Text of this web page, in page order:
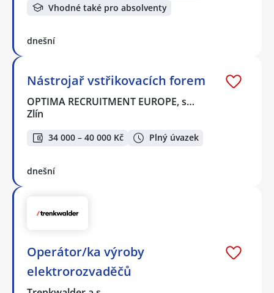
Vhodné také pro absolventy
dnešní
Nástrojař vstřikovacích forem
OPTIMA RECRUITMENT EUROPE, s…
Zlín
34 000 – 40 000 Kč Plný úvazek
dnešní
Operátor/ka výroby
elektrorozvaděčů